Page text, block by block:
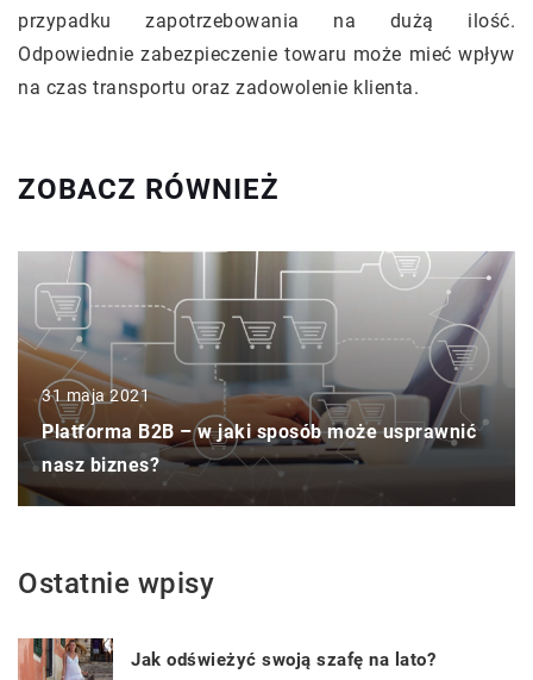
przypadku zapotrzebowania na dużą ilość.
Odpowiednie zabezpieczenie towaru może mieć wpływ
na czas transportu oraz zadowolenie klienta.
ZOBACZ RÓWNIEŻ
31 maja 2021
Platforma B2B – w jaki sposób może usprawnić
nasz biznes?
Ostatnie wpisy
Jak odświeżyć swoją szafę na lato?